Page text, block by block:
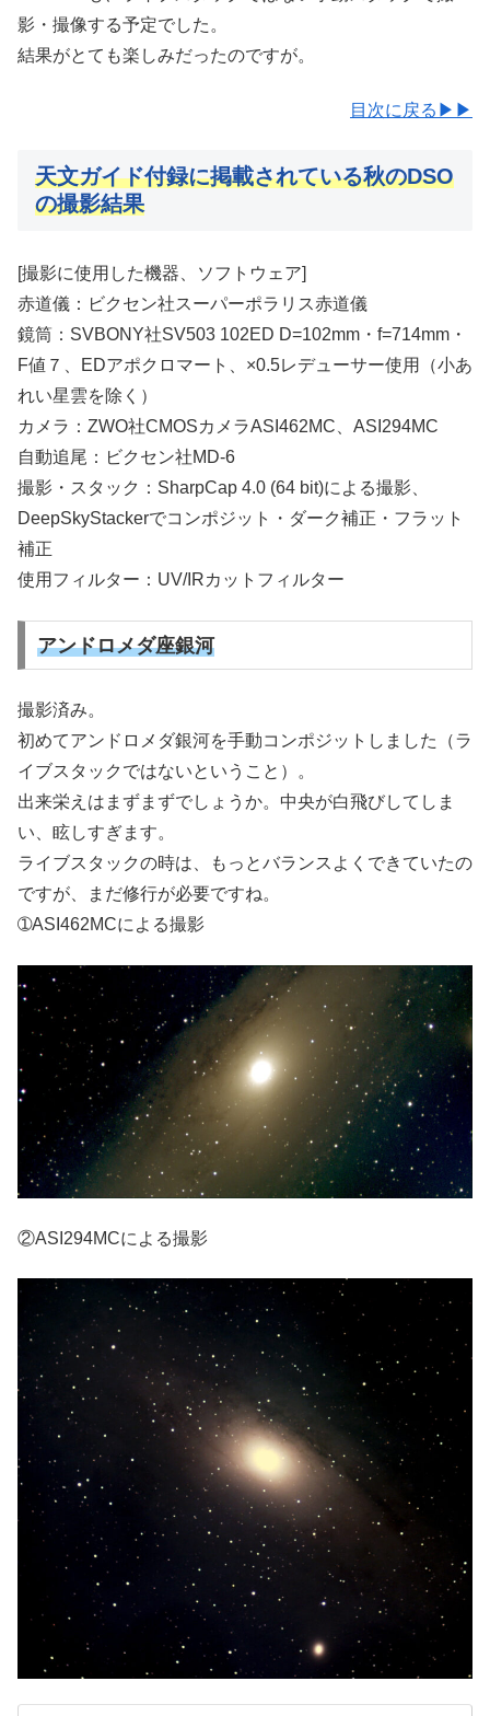
影・撮像する予定でした。
結果がとても楽しみだったのですが。
目次に戻る▶▶
天文ガイド付録に掲載されている秋のDSO
の撮影結果
[撮影に使用した機器、ソフトウェア]
赤道儀：ビクセン社スーパーポラリス赤道儀
鏡筒：SVBONY社SV503 102ED D=102mm・f=714mm・
F値７、EDアポクロマート、×0.5レデューサー使用（小あ
れい星雲を除く）
カメラ：ZWO社CMOSカメラASI462MC、ASI294MC
自動追尾：ビクセン社MD-6
撮影・スタック：SharpCap 4.0 (64 bit)による撮影、
DeepSkyStackerでコンポジット・ダーク補正・フラット
補正
使用フィルター：UV/IRカットフィルター
アンドロメダ座銀河
撮影済み。
初めてアンドロメダ銀河を手動コンポジットしました（ラ
イブスタックではないということ）。
出来栄えはまずまずでしょうか。中央が白飛びしてしま
い、眩しすぎます。
ライブスタックの時は、もっとバランスよくできていたの
ですが、まだ修行が必要ですね。
➀ASI462MCによる撮影
②ASI294MCによる撮影